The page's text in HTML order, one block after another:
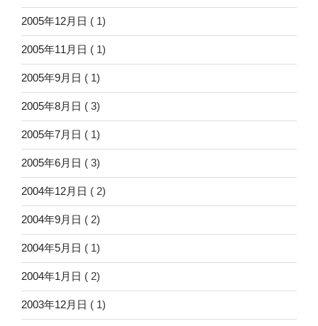
2005年12月日 ( 1)
2005年11月日 ( 1)
2005年9月日 ( 1)
2005年8月日 ( 3)
2005年7月日 ( 1)
2005年6月日 ( 3)
2004年12月日 ( 2)
2004年9月日 ( 2)
2004年5月日 ( 1)
2004年1月日 ( 2)
2003年12月日 ( 1)